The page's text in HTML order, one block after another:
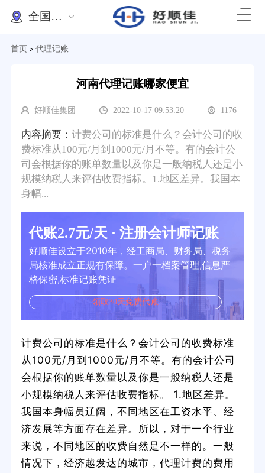
全国办理
首页 > 代理记账
河南代理记账哪家便宜
好顺佳集团 2022-10-17 09:53:20 1176
内容摘要： 计费公司的标准是什么？会计公司的收
费标准从100元/月到1000元/月不等。有的会计公
司会根据你的账单数量以及你是一般纳税人还是小
规模纳税人来评估收费指标。1.地区差异。我国本
身幅...
代账2.7元/天 · 注册会计师记账
好顺佳设立于2010年，经工商局、财务局、税务
局核准成立正规有保障。一户一档案管理,信息严
格保密,标准记账凭证
领取30天免费代账
计费公司的标准是什么？会计公司的收费标准
从100元/月到1000元/月不等。有的会计公司
会根据你的账单数量以及你是一般纳税人还是
小规模纳税人来评估收费指标。 1.地区差异。
我国本身幅员辽阔，不同地区在工资水平、经
济发展等方面存在差异。所以，对于一个行业
来说，不同地区的收费自然是不一样的。一般
情况下，经济越发达的城市，代理计费的费用